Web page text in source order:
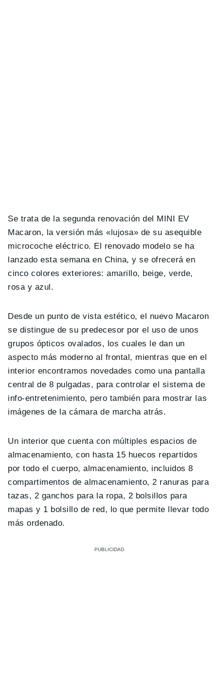
Se trata de la segunda renovación del MINI EV
Macaron, la versión más «lujosa» de su asequible
microcoche eléctrico. El renovado modelo se ha
lanzado esta semana en China, y se ofrecerá en
cinco colores exteriores: amarillo, beige, verde,
rosa y azul.
Desde un punto de vista estético, el nuevo Macaron
se distingue de su predecesor por el uso de unos
grupos ópticos ovalados, los cuales le dan un
aspecto más moderno al frontal, mientras que en el
interior encontramos novedades como una pantalla
central de 8 pulgadas, para controlar el sistema de
info-entretenimiento, pero también para mostrar las
imágenes de la cámara de marcha atrás.
Un interior que cuenta con múltiples espacios de
almacenamiento, con hasta 15 huecos repartidos
por todo el cuerpo, almacenamiento, incluidos 8
compartimentos de almacenamiento, 2 ranuras para
tazas, 2 ganchos para la ropa, 2 bolsillos para
mapas y 1 bolsillo de red, lo que permite llevar todo
más ordenado.